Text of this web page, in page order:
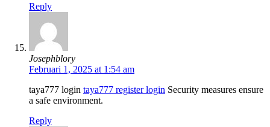
Reply
Josephblory
Februari 1, 2025 at 1:54 am
taya777 login taya777 register login Security measures ensure
a safe environment.
Reply